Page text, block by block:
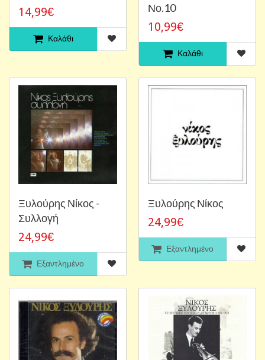
14,99€
Καλάθι
Νο.10
10,99€
Καλάθι
Ξυλούρης Νίκος -
Συλλογή
24,99€
Εξαντλημένο
Ξυλούρης Νίκος
24,99€
Εξαντλημένο